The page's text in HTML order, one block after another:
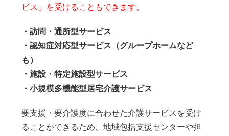
ビス」を受けることもできます。
・訪問・通所型サービス
・認知症対応型サービス（グループホームなど
も）
・施設・特定施設型サービス
・小規模多機能型居宅介護サービス
要支援・要介護度に合わせた介護サービスを受け
ることができるため、地域包括支援センターや担